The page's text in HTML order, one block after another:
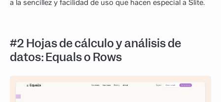
a la sencillez y facilidad de uso que hacen especial a Slite.
#2 Hojas de cálculo y análisis de
datos: Equals o Rows